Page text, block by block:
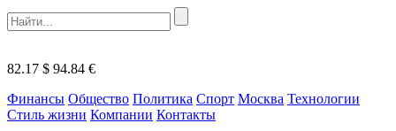
82.17 $ 94.84 €
Финансы Общество Политика Спорт Москва Технологии
Стиль жизни Компании Контакты